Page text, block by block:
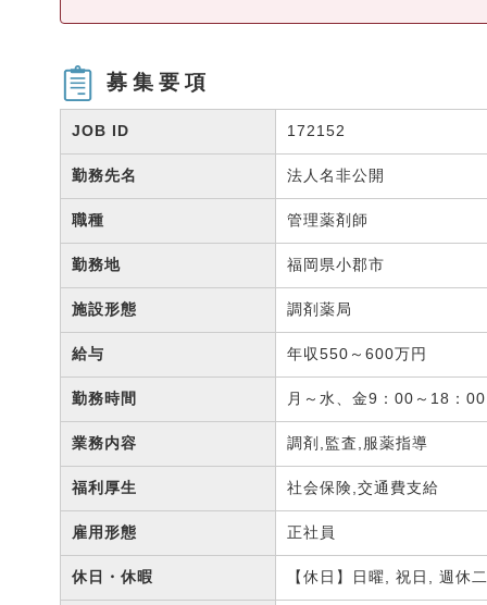
募集要項
JOB ID 172152
勤務先名 法人名非公開
職種 管理薬剤師
勤務地 福岡県小郡市
施設形態 調剤薬局
給与 年収550～600万円
勤務時間 月～水、金9：00～18：
業務内容 調剤,監査,服薬指導
福利厚生 社会保険,交通費支給
雇用形態 正社員
休日・休暇 【休日】日曜, 祝日, 週休